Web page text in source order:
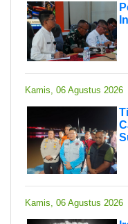
Kamis, 06 Agustus 2026
Kamis, 06 Agustus 2026